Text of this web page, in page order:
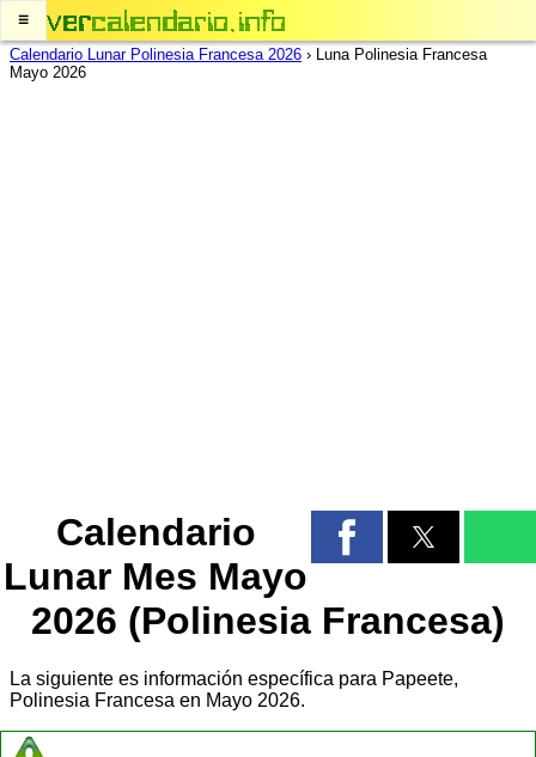
≡
Calendario Lunar Polinesia Francesa 2026 › Luna Polinesia Francesa
Mayo 2026
Calendario
Lunar Mes Mayo
2026 (Polinesia Francesa)
La siguiente es información específica para Papeete,
Polinesia Francesa en Mayo 2026.